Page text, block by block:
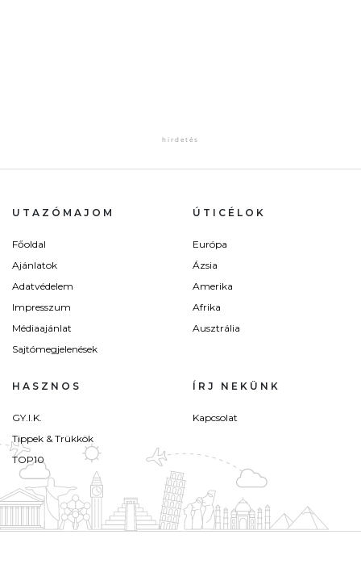
UTAZÓMAJOM
Főoldal
Ajánlatok
Adatvédelem
Impresszum
Médiaajánlat
Sajtómegjelenések
ÚTICÉLOK
Európa
Ázsia
Amerika
Afrika
Ausztrália
HASZNOS
GY.I.K.
Tippek & Trükkök
TOP10
ÍRJ NEKÜNK
Kapcsolat